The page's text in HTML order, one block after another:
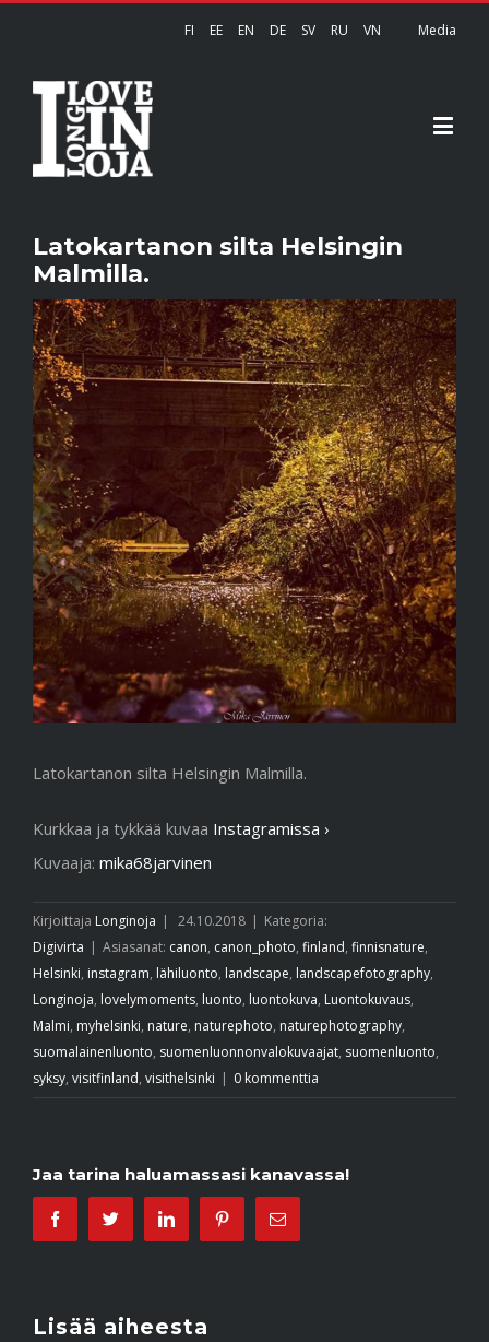
FI EE EN DE SV RU VN Media
Latokartanon silta Helsingin
Malmilla.
View
Larger
Image
Latokartanon silta Helsingin Malmilla.
Kurkkaa ja tykkää kuvaa Instagramissa ›
Kuvaaja: mika68jarvinen
Kirjoittaja Longinoja 24.10.2018
Kategoria:
Digivirta
Asiasanat: canon, canon_photo, finland, finnisnature,
Helsinki, instagram, lähiluonto, landscape, landscapefotography,
Longinoja, lovelymoments, luonto, luontokuva, Luontokuvaus,
Malmi, myhelsinki, nature, naturephoto, naturephotography,
suomalainenluonto, suomenluonnonvalokuvaajat, suomenluonto,
syksy, visitfinland, visithelsinki 0 kommenttia
Jaa tarina haluamassasi kanavassa!
FacebookTwitter Linkedin PinterestEmail
Lisää aiheesta